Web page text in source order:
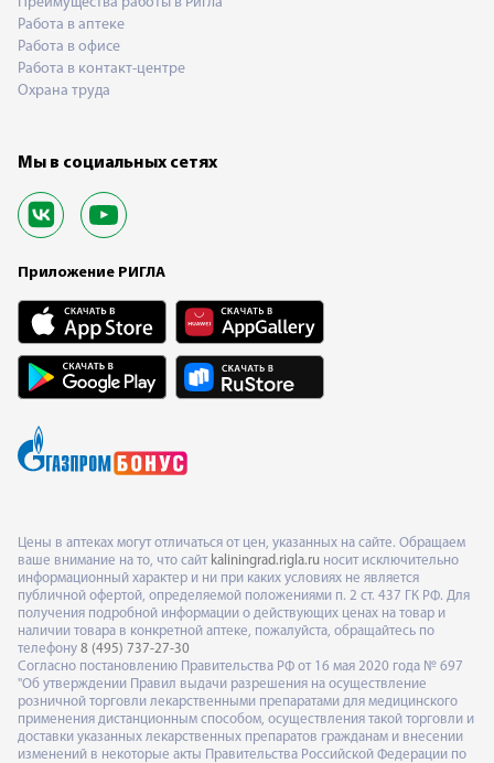
Работа в аптеке
Работа в офисе
Работа в контакт-центре
Охрана труда
Мы в социальных сетях
Приложение РИГЛА
Цены в аптеках могут отличаться от цен, указанных на сайте. Обращаем
ваше внимание на то, что сайт kaliningrad.rigla.ru носит исключительно
информационный характер и ни при каких условиях не является
публичной офертой, определяемой положениями п. 2 ст. 437 ГК РФ. Для
получения подробной информации о действующих ценах на товар и
наличии товара в конкретной аптеке, пожалуйста, обращайтесь по
телефону 8 (495) 737-27-30
Согласно постановлению Правительства РФ от 16 мая 2020 года № 697
"Об утверждении Правил выдачи разрешения на осуществление
розничной торговли лекарственными препаратами для медицинского
применения дистанционным способом, осуществления такой торговли и
доставки указанных лекарственных препаратов гражданам и внесении
изменений в некоторые акты Правительства Российской Федерации по